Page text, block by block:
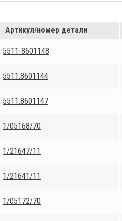
Артикул/номер детали
5511-8601148
5511.8601144
5511.8601147
1/05168/70
1/21647/11
1/21641/11
1/05172/70